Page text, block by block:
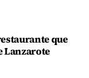
que
Lanzarote